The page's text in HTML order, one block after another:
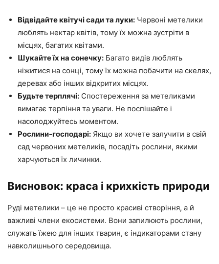
Відвідайте квітучі сади та луки: Червоні метелики
люблять нектар квітів, тому їх можна зустріти в
місцях, багатих квітами.
Шукайте їх на сонечку: Багато видів люблять
ніжитися на сонці, тому їх можна побачити на скелях,
деревах або інших відкритих місцях.
Будьте терплячі: Спостереження за метеликами
вимагає терпіння та уваги. Не поспішайте і
насолоджуйтесь моментом.
Рослини-господарі: Якщо ви хочете залучити в свій
сад червоних метеликів, посадіть рослини, якими
харчуються їх личинки.
Висновок: краса і крихкість природи
Руді метелики – це не просто красиві створіння, а й
важливі члени екосистеми. Вони запилюють рослини,
служать їжею для інших тварин, є індикаторами стану
навколишнього середовища.